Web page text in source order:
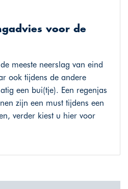
voor de
meeste neerslag van eind
ook tijdens de andere
een bui(tje). Een regenjas
zijn een must tijdens een
verder kiest u hier voor